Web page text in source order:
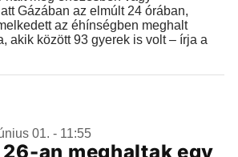
Gázában az elmúlt 24 órában,
az éhínségben meghalt
akik között 93 gyerek is volt – írja a
01. - 11:55
an meghaltak egy